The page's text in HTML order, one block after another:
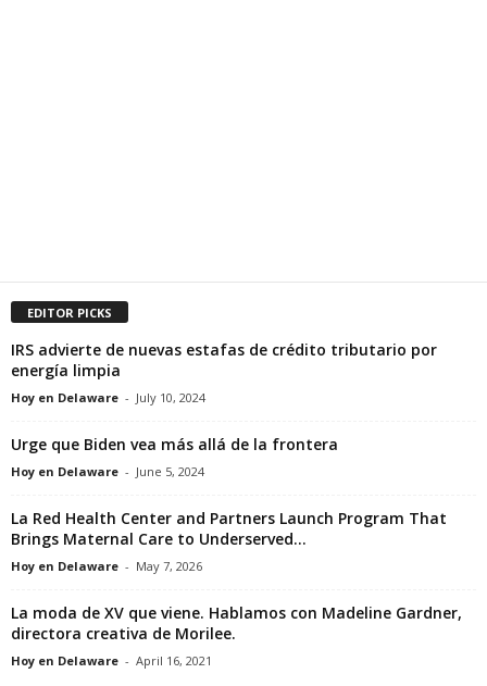
EDITOR PICKS
IRS advierte de nuevas estafas de crédito tributario por
energía limpia
Hoy en Delaware - July 10, 2024
Urge que Biden vea más allá de la frontera
Hoy en Delaware - June 5, 2024
La Red Health Center and Partners Launch Program That
Brings Maternal Care to Underserved...
Hoy en Delaware - May 7, 2026
La moda de XV que viene. Hablamos con Madeline Gardner,
directora creativa de Morilee.
Hoy en Delaware - April 16, 2021